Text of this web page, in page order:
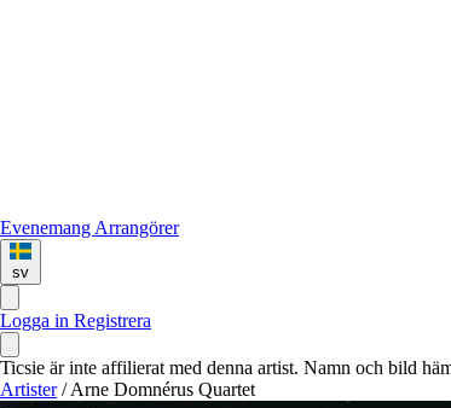
Evenemang Arrangörer
sv
Logga in Registrera
Ticsie är inte affilierat med denna artist. Namn och bild
Artister / Arne Domnérus Quartet